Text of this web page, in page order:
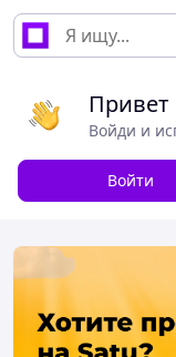
Привет
Войди и
Войти